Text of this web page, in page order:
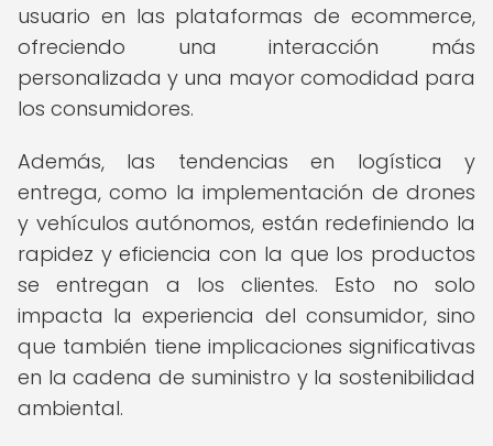
usuario en las plataformas de ecommerce,
ofreciendo una interacción más
personalizada y una mayor comodidad para
los consumidores.
Además, las tendencias en logística y
entrega, como la implementación de drones
y vehículos autónomos, están redefiniendo la
rapidez y eficiencia con la que los productos
se entregan a los clientes. Esto no solo
impacta la experiencia del consumidor, sino
que también tiene implicaciones significativas
en la cadena de suministro y la sostenibilidad
ambiental.